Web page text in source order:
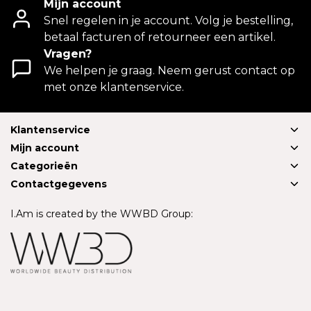
Mijn account
Snel regelen in je account. Volg je bestelling,
betaal facturen of retourneer een artikel.
Vragen?
We helpen je graag. Neem gerust contact op
met onze klantenservice.
Klantenservice
Mijn account
Categorieën
Contactgegevens
I.Am is created by the WWBD Group: